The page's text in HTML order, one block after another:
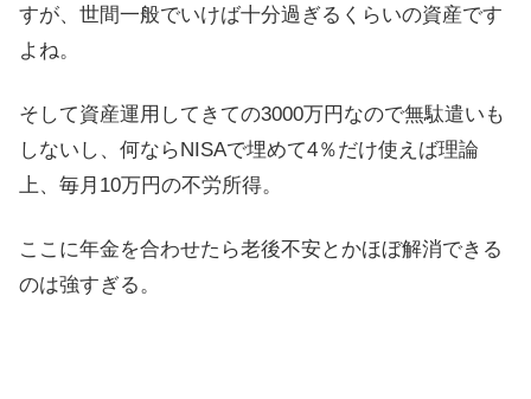
すが、世間一般でいけば十分過ぎるくらいの資産です
よね。
そして資産運用してきての3000万円なので無駄遣いも
しないし、何ならNISAで埋めて4％だけ使えば理論
上、毎月10万円の不労所得。
ここに年金を合わせたら老後不安とかほぼ解消できる
のは強すぎる。